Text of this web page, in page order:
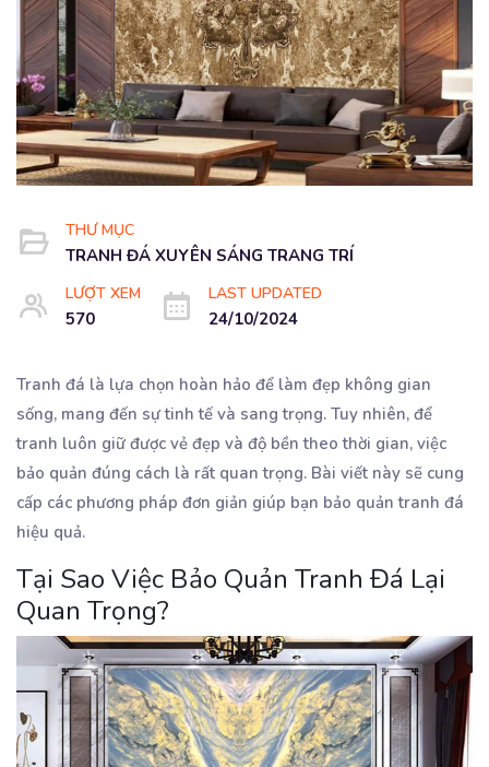
THƯ MỤC
TRANH ĐÁ XUYÊN SÁNG TRANG TRÍ
LƯỢT XEM
570
LAST UPDATED
24/10/2024
Tranh đá là lựa chọn hoàn hảo để làm đẹp không gian
sống, mang đến sự tinh tế và sang trọng. Tuy nhiên, để
tranh luôn giữ được vẻ đẹp và độ bền theo thời gian, việc
bảo quản đúng cách là rất quan trọng. Bài viết này sẽ cung
cấp các phương pháp đơn giản giúp bạn bảo quản tranh đá
hiệu quả.
Tại Sao Việc Bảo Quản Tranh Đá Lại
Quan Trọng?